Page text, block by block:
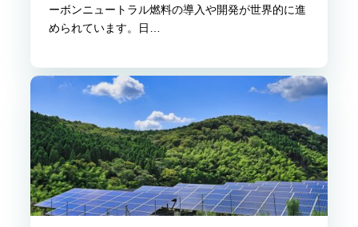
ーボンニュートラル燃料の導入や開発が世界的に進
められています。日…